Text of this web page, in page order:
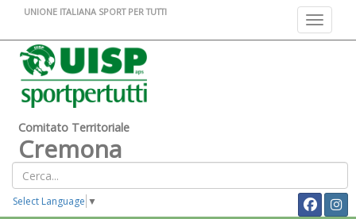
Toggle
UNIONE ITALIANA SPORT PER TUTTI
Comitato Territoriale
Cremona
Select Language ▼